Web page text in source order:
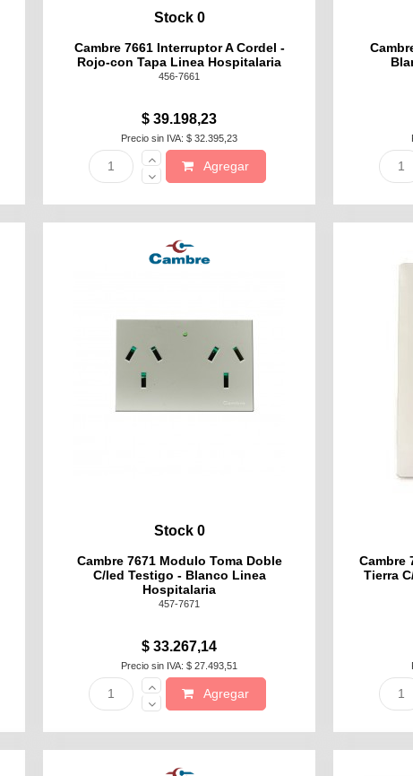
Stock 0
Cambre 7661 Interruptor A Cordel -
Rojo-con Tapa Linea Hospitalaria
456-7661
$ 39.198,23
Precio sin IVA: $ 32.395,23
Agregar
Stock 0
Cambre 7671 Modulo Toma Doble
C/led Testigo - Blanco Linea
Hospitalaria
457-7671
$ 33.267,14
Precio sin IVA: $ 27.493,51
Agregar
Cambre
Tierra